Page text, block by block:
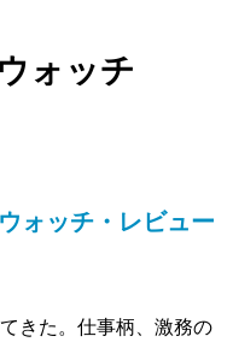
ォッチ
ォッチ・レビュー
きた。仕事柄、激務の